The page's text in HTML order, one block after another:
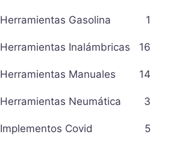
Herramientas Gasolina 1
Herramientas Inalámbricas 16
Herramientas Manuales 14
Herramientas Neumática 3
Implementos Covid
5